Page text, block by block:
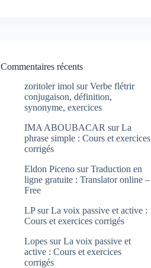
Commentaires récents
zoritoler imol surVerbe flétrir
conjugaison, définition,
synonyme, exercices
IMA ABOUBACAR surLa
phrase simple : Cours et exercices
corrigés
Eldon Piceno surTraduction en
ligne gratuite : Translator online –
Free
LPsurLa voix passive et active :
Cours et exercices corrigés
Lopes surLa voix passive et
active : Cours et exercices
corrigés